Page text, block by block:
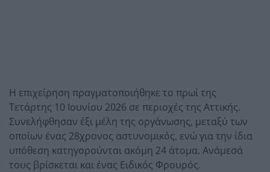
Η επιχείρηση πραγματοποιήθηκε το πρωί της
Τετάρτης 10 Ιουνίου 2026 σε περιοχές της Αττικής.
Συνελήφθησαν έξι μέλη της οργάνωσης, μεταξύ των
οποίων ένας 28χρονος αστυνομικός, ενώ για την ίδια
υπόθεση κατηγορούνται ακόμη 24 άτομα. Ανάμεσά
τους βρίσκεται και ένας Ειδικός Φρουρός.